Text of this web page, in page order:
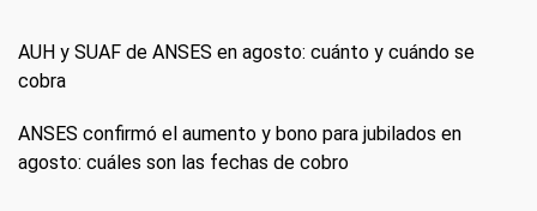
AUH y SUAF de ANSES en agosto: cuánto y cuándo se
cobra
ANSES confirmó el aumento y bono para jubilados en
agosto: cuáles son las fechas de cobro